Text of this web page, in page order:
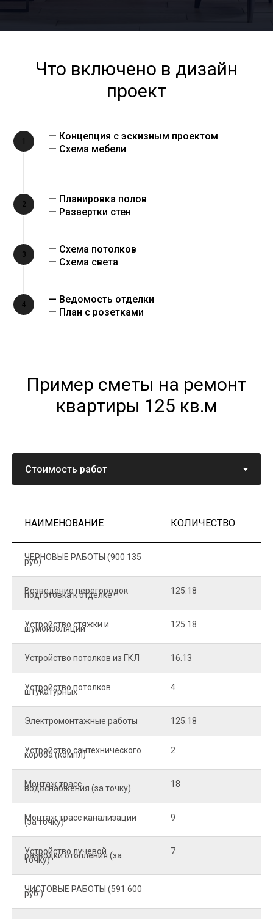
Что включено в дизайн
проект
1
— Концепция с эскизным проектом
— Схема мебели
2
— Планировка полов
— Развертки стен
3
— Схема потолков
— Схема света
4
— Ведомость отделки
— План с розетками
Пример сметы на ремонт
квартиры 125 кв.м
НАИМЕНОВАНИЕ КОЛИЧЕСТВО
ЧЕРНОВЫЕ РАБОТЫ (900 135
руб)
Возведение перегородок
подготовка к отделке 125.18
Устройство стяжки и
шумоизоляции 125.18
Устройство потолков из ГКЛ 16.13
Устройство потолков
штукатурных 4
Электромонтажные работы 125.18
Устройство сантехнического
короба (компл) 2
Монтаж трасс
водоснабжения (за точку) 18
Монтаж трасс канализации
(за точку) 9
Устройство лучевой
разводки отопления (за
точку)
7
ЧИСТОВЫЕ РАБОТЫ (591 600
руб.)